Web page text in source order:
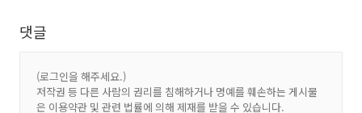
댓글